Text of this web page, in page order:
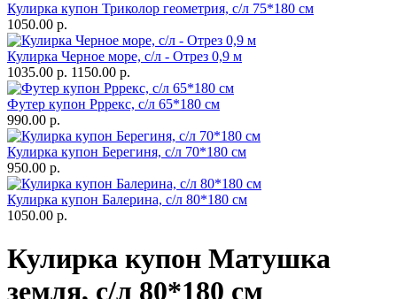
Кулирка купон Триколор геометрия, с/л 75*180 см
1050.00 р.
Кулирка Черное море, с/л - Отрез 0,9 м
1035.00 р. 1150.00 р.
Футер купон Рррекс, с/л 65*180 см
990.00 р.
Кулирка купон Берегиня, с/л 70*180 см
950.00 р.
Кулирка купон Балерина, с/л 80*180 см
1050.00 р.
Кулирка купон Матушка
земля, с/л 80*180 см